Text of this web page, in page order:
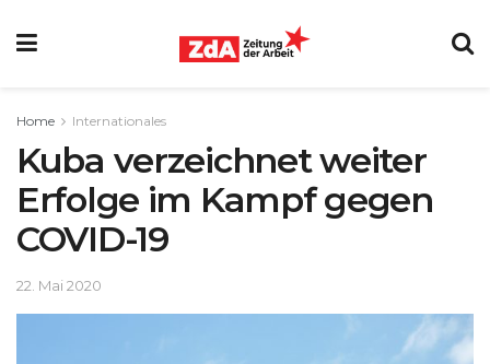
Home Internationales
Kuba verzeichnet weiter
Erfolge im Kampf gegen
COVID-19
22. Mai 2020